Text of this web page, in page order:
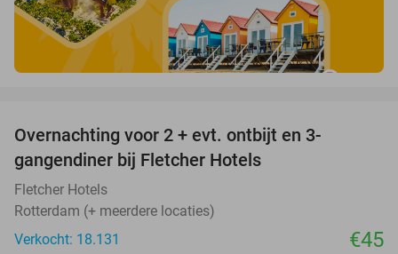
Overnachting voor 2 + evt. ontbijt en 3-
gangendiner bij Fletcher Hotels
Fletcher Hotels
Rotterdam (+ meerdere locaties)
Verkocht: 18.131
€45